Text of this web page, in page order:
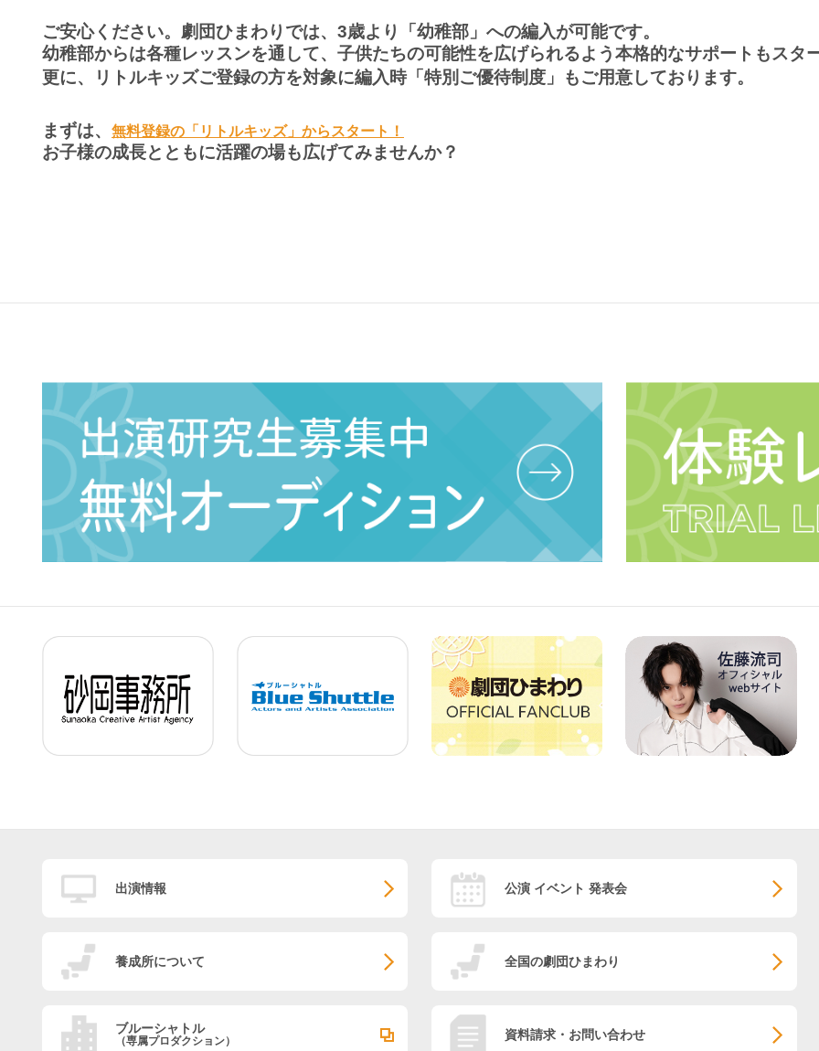
ご安心ください。劇団ひまわりでは、3歳より「幼稚部」への編入が可能です。
幼稚部からは各種レッスンを通して、子供たちの可能性を広げられるよう本格的なサポートもスタ
更に、リトルキッズご登録の方を対象に編入時「特別ご優待制度」もご用意しております。
まずは、 無料登録の「リトルキッズ」からスタート！
お子様の成長とともに活躍の場も広げてみませんか？
出演情報 公演 イベント 発表会
養成所について 全国の劇団ひまわり
ブルーシャトル
（専属プロダクション） 資料請求・お問い合わせ